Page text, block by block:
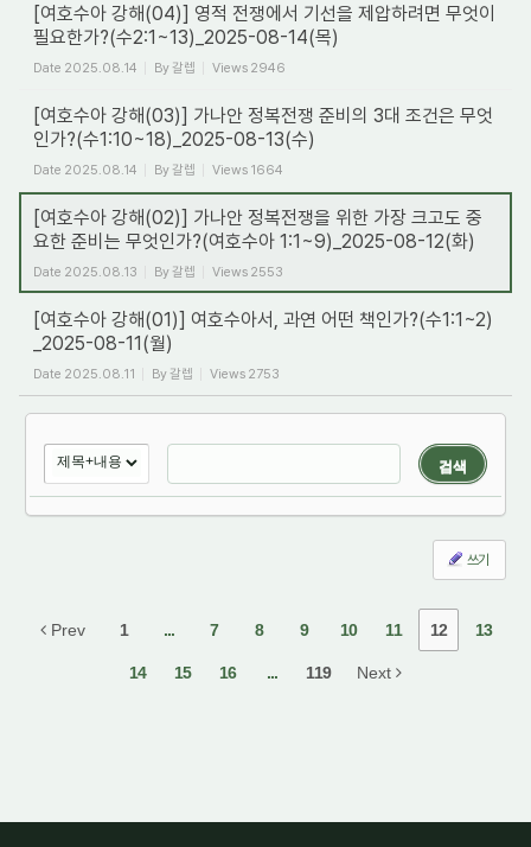
[여호수아 강해(04)] 영적 전쟁에서 기선을 제압하려면 무엇이
필요한가?(수2:1~13)_2025-08-14(목)
Date 2025.08.14 By갈렙 Views 2946
[여호수아 강해(03)] 가나안 정복전쟁 준비의 3대 조건은 무엇
인가?(수1:10~18)_2025-08-13(수)
Date 2025.08.14 By갈렙 Views 1664
[여호수아 강해(02)] 가나안 정복전쟁을 위한 가장 크고도 중
요한 준비는 무엇인가?(여호수아 1:1~9)_2025-08-12(화)
Date 2025.08.13 By갈렙 Views 2553
[여호수아 강해(01)] 여호수아서, 과연 어떤 책인가?(수1:1~2)
_2025-08-11(월)
Date 2025.08.11 By갈렙 Views 2753
검색
쓰기
Prev 1 ... 7 8 9 10 11 12 13
14 15 16 ... 119 Next